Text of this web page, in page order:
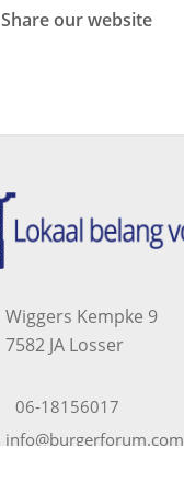
Share our website
Wiggers Kempke 9
7582 JA Losser
06-18156017
info@burgerforum.com